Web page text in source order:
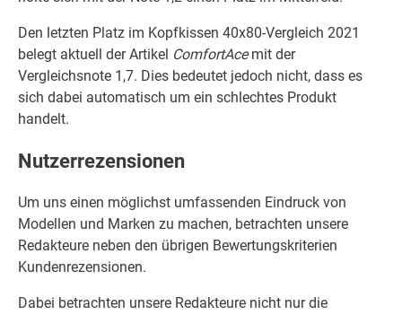
Den letzten Platz im Kopfkissen 40x80-Vergleich 2021
belegt aktuell der Artikel ComfortAcemit der
Vergleichsnote 1,7. Dies bedeutet jedoch nicht, dass es
sich dabei automatisch um ein schlechtes Produkt
handelt.
Nutzerrezensionen
Um uns einen möglichst umfassenden Eindruck von
Modellen und Marken zu machen, betrachten unsere
Redakteure neben den übrigen Bewertungskriterien
Kundenrezensionen.
Dabei betrachten unsere Redakteure nicht nur die